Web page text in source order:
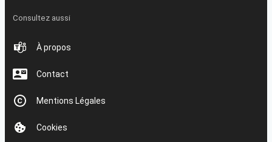
Consultez aussi
À propos
Contact
Mentions Légales
Cookies